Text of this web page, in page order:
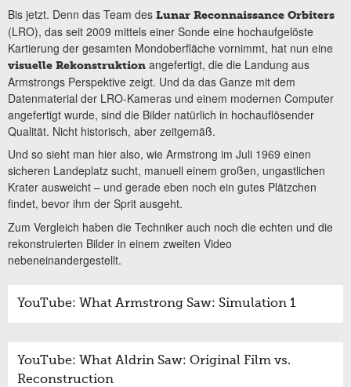
Bis jetzt. Denn das Team des Lunar Reconnaissance Orbiters
(LRO), das seit 2009 mittels einer Sonde eine hochaufgelöste
Kartierung der gesamten Mondoberfläche vornimmt, hat nun eine
visuelle Rekonstruktion angefertigt, die die Landung aus
Armstrongs Perspektive zeigt. Und da das Ganze mit dem
Datenmaterial der LRO-Kameras und einem modernen Computer
angefertigt wurde, sind die Bilder natürlich in hochauflösender
Qualität. Nicht historisch, aber zeitgemäß.
Und so sieht man hier also, wie Armstrong im Juli 1969 einen
sicheren Landeplatz sucht, manuell einem großen, ungastlichen
Krater ausweicht – und gerade eben noch ein gutes Plätzchen
findet, bevor ihm der Sprit ausgeht.
Zum Vergleich haben die Techniker auch noch die echten und die
rekonstruierten Bilder in einem zweiten Video
nebeneinandergestellt.
YouTube: What Armstrong Saw: Simulation 1
YouTube: What Aldrin Saw: Original Film vs.
Reconstruction